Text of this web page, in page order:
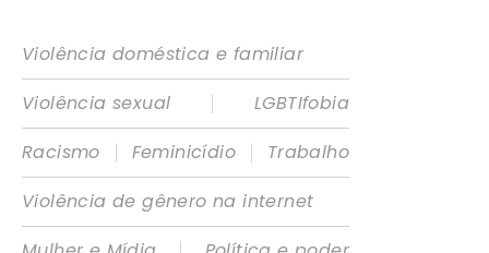
Violência doméstica e familiar
Violência sexual
|
LGBTIfobia
Racismo
| Feminicídio |
Trabalho
Violência de gênero na internet